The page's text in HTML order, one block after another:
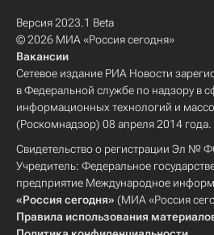
Версия 2023.1 Beta
© 2026 МИА «Россия сегодня»
Вакансии
Сетевое издание РИА Новости
в Федеральной службе по надзору в
информационных технологий и
(Роскомнадзор) 08 апреля 2014 года.
Свидетельство о регистрации Эл №
Учредитель: Федеральное
предприятие Международное
«Россия сегодня» (МИА «Россия
Правила использования